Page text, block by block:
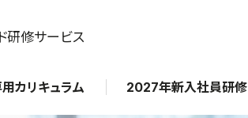
研修サービス
カリキュラム 2027年新入社員研修